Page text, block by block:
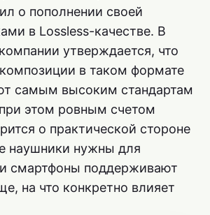
о пополнении своей
в Lossless-качестве. В
утверждается, что
в таком формате
самым высоким стандартам
этом ровным счетом
о практической стороне
наушники нужны для
смартфоны поддерживают
на что конкретно влияет